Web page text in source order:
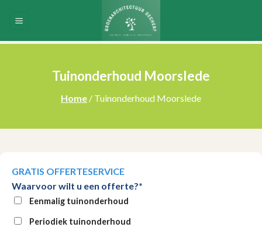
Tuinonderhoud Moorslede
Home / Tuinonderhoud Moorslede
GRATIS OFFERTESERVICE
Waarvoor wilt u een offerte?*
Eenmalig tuinonderhoud
Periodiek tuinonderhoud